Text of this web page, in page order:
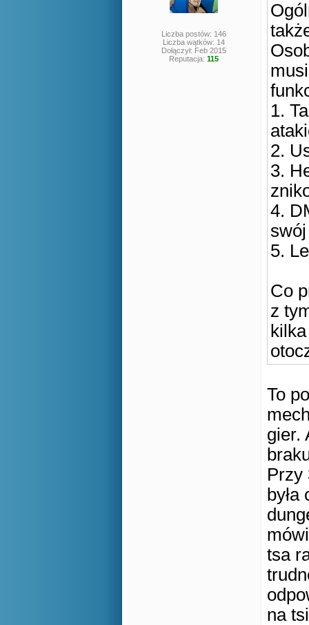
Liczba postów: 146
Liczba wątków: 14
Dołączył: Feb 2015
Reputacja: 115
1.
2.
3.
4.
5.
Co
z
To
gier.
Przy
tsa
na